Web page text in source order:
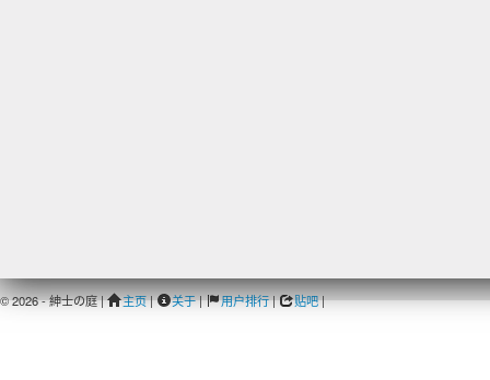
© 2026 - 紳士の庭 | 主页| 关于| 用户排行| 贴吧|